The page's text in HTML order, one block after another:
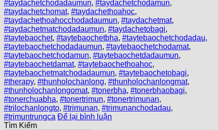
#taydachetchodadaumun, #taydachetchodamun,
#taydachetchomat, #taydachethoahoc,
#taydachethoahocchodadaumun, #taydachetmat,
#taydachetmatchodadaumun, #taydachetobagi,
#taytebaochet, #taytebaochetbha, #taytebaochetchodadau,
#taytebaochetchodadaumun, #taytebaochetchodamat,
#taytebaochetchodamun, #taytebaochetdadaumun,
#taytebaochetdamat, #taytebaochethoahoc,
#taytebaochetmatchodadaumun, #taytebaochetobagi,
#therapy, #thunholochanlong, #thunholochanlongmat,
#thunholochanlongomat, #tonerbha, #tonerbhaobagi,
#tonerchuabha, #tonertrimun, #tonertrimunan,
#trilochanlongto, #trimunan, #trimunanchodadau,
#trimuntrungca Để lại bình luận
Tìm Kiếm